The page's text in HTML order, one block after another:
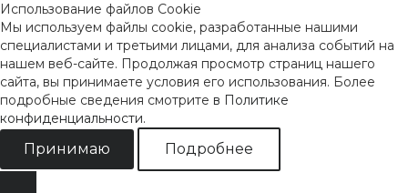
Использование файлов Cookie
Мы используем файлы cookie, разработанные нашими
специалистами и третьими лицами, для анализа событий на
нашем веб-сайте. Продолжая просмотр страниц нашего
сайта, вы принимаете условия его использования. Более
подробные сведения смотрите в Политике
конфиденциальности.
Принимаю Подробнее